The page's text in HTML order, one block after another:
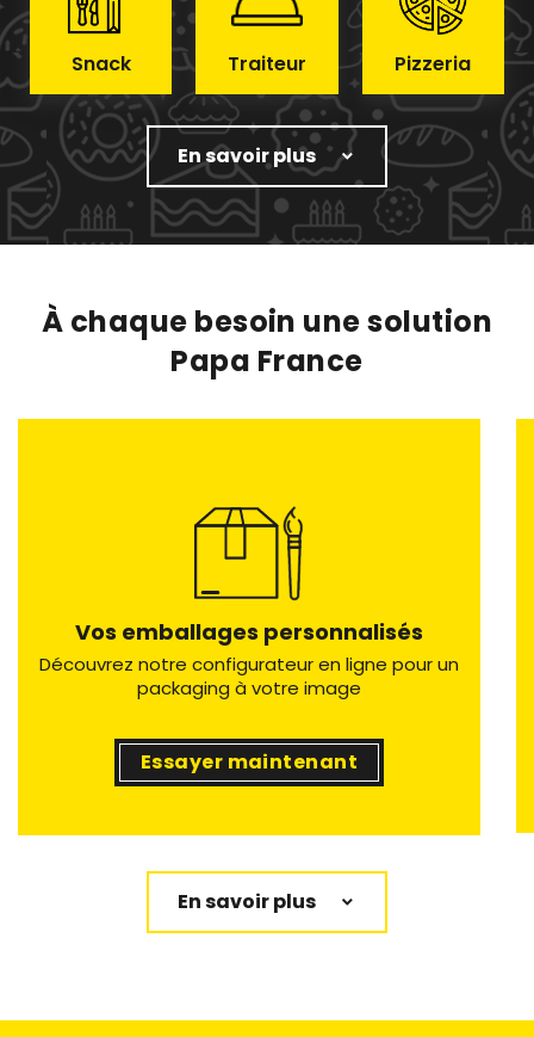
Snack Traiteur Pizzeria
En savoir plus
À chaque besoin une solution
Papa France
Vos emballages personnalisés
Découvrez notre configurateur en ligne pour un
packaging à votre image
Essayer maintenant
En savoir plus